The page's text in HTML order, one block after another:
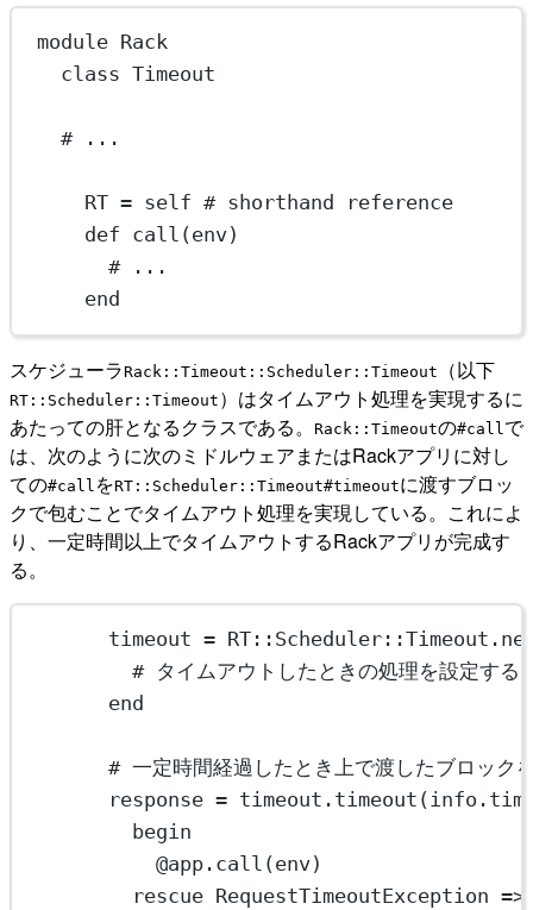
module Rack
class Timeout
# ...
RT = self # shorthand reference
def call (env)
# ...
end
スケジューラRack::Timeout::Scheduler::Timeout （以下
RT::Scheduler::Timeout ）はタイムアウト処理を実現するに
あたっての肝となるクラスである。
Rack::Timeoutの#call で
は、次のように次のミドルウェアまたはRackアプリに対し
ての#call をRT::Scheduler::Timeout#timeoutに渡すブロッ
クで包むことでタイムアウト処理を実現している。これによ
り、一定時間以上でタイムアウトするRackアプリが完成す
る。
timeout = RT :: Scheduler ::Timeout .
# タイムアウトしたときの処理を設定する
end
# 一定時間経過したとき上で渡したブロッ
response = timeout. timeout (info.
begin
@app. call (env)
rescue RequestTimeoutException =>